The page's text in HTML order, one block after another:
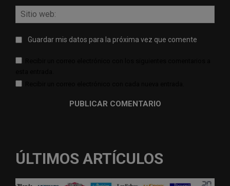
Guardar mis datos para la próxima vez que comente
ÚLTIMOS ARTÍCULOS